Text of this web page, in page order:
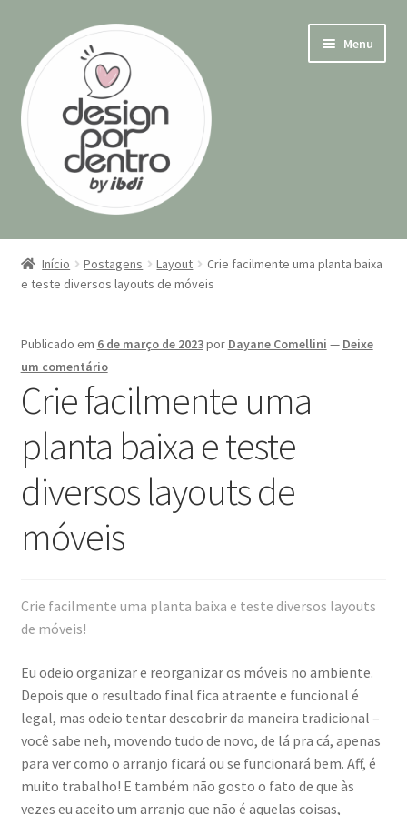
para
navegação
para
o
conteúdo
Menu
Início
Cursos
Minha conta
Postagens
Área Afiliado
Termos e Condições
Início Postagens Layout
Crie facilmente uma planta baixa
e teste diversos layouts de móveis
Publicado em 6 de março de 2023por Dayane Comellini — Deixe
um comentário
Crie facilmente uma
planta baixa e teste
diversos layouts de
móveis
Crie facilmente uma planta baixa e teste diversos layouts
de móveis!
Eu odeio organizar e reorganizar os móveis no ambiente.
Depois que o resultado final fica atraente e funcional é
legal, mas odeio tentar descobrir da maneira tradicional –
você sabe neh, movendo tudo de novo, de lá pra cá, apenas
para ver como o arranjo ficará ou se funcionará bem. Aff, é
muito trabalho! E também não gosto o fato de que às
vezes eu aceito um arranjo que não é aquelas coisas,